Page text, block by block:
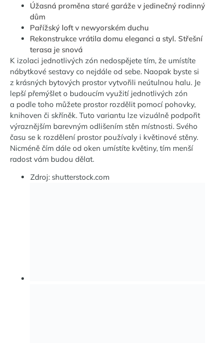
Úžasná proměna staré garáže v jedinečný rodinný
dům
Pařížský loft v newyorském duchu
Rekonstrukce vrátila domu eleganci a styl. Střešní
terasa je snová
K izolaci jednotlivých zón nedospějete tím, že umístíte
nábytkové sestavy co nejdále od sebe. Naopak byste si
z krásných bytových prostor vytvořili neútulnou halu. Je
lepší přemýšlet o budoucím využití jednotlivých zón
a podle toho můžete prostor rozdělit pomocí pohovky,
knihoven či skříněk. Tuto variantu lze vizuálně podpořit
výraznějším barevným odlišením stěn místnosti. Svého
času se k rozdělení prostor používaly i květinové stěny.
Nicméně čím dále od oken umístíte květiny, tím menší
radost vám budou dělat.
Zdroj: shutterstock.com